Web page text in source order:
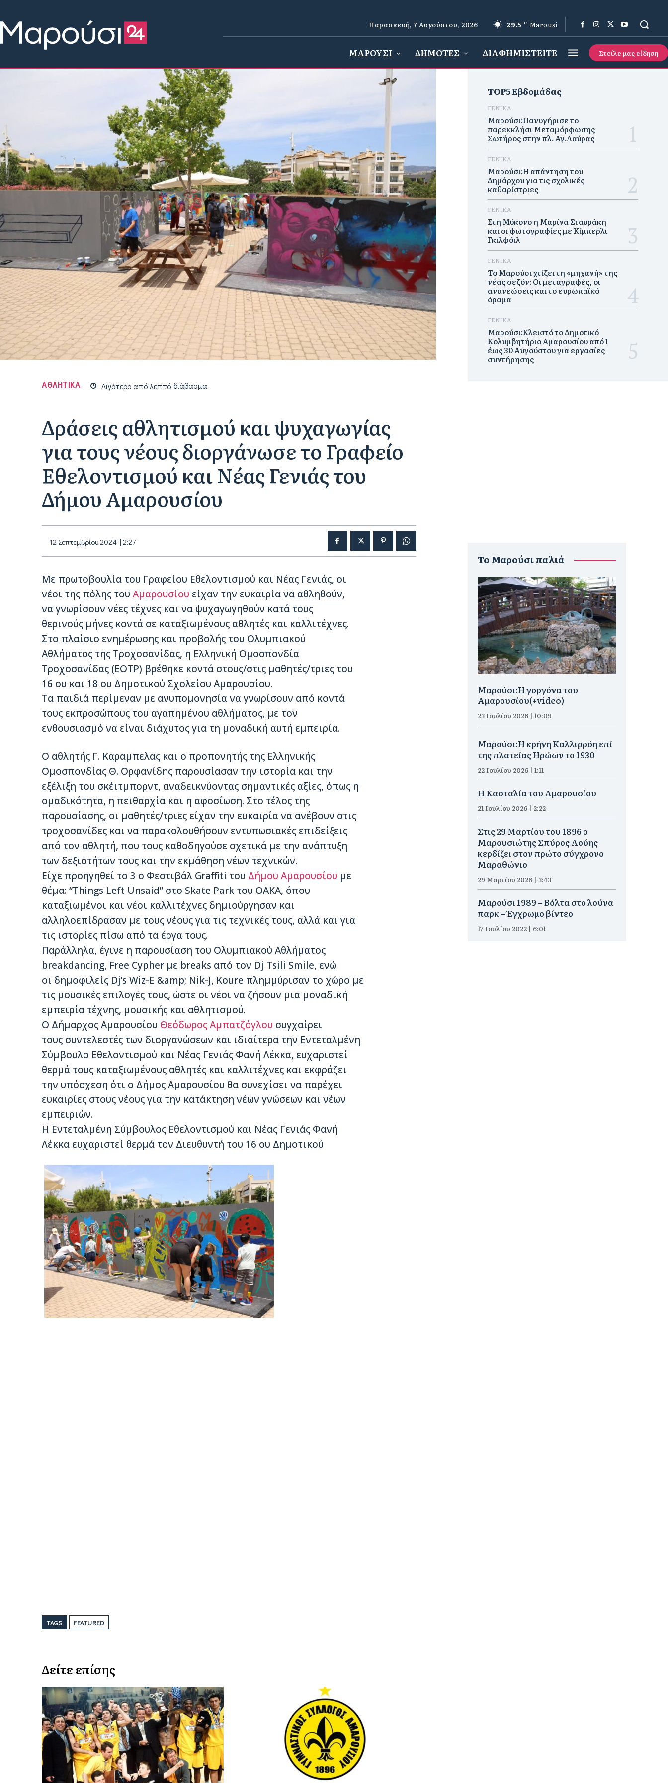
Παρασκευή, 7 Αυγούστου, 2026 29.5 C Marousi
ΜΑΡΟΥΣΙ ΔΗΜΟΤΕΣ ΔΙΑΦΗΜΙΣΤΕΙΤΕ Στείλε μας είδηση
ΑΘΛΗΤΙΚΑ Λιγότερο απόλεπτό διάβασμα
Δράσεις αθλητισμού και ψυχαγωγίας
για τους νέους διοργάνωσε το Γραφείο
Εθελοντισμού και Νέας Γενιάς του
Δήμου Αμαρουσίου
12 Σεπτεμβρίου 2024 | 2:27
Με πρωτοβουλία του Γραφείου Εθελοντισμού και Νέας Γενιάς, οι
νέοι της πόλης του Αμαρουσίου είχαν την ευκαιρία να αθληθούν,
να γνωρίσουν νέες τέχνες και να ψυχαγωγηθούν κατά τους
θερινούς μήνες κοντά σε καταξιωμένους αθλητές και καλλιτέχνες.
Στο πλαίσιο ενημέρωσης και προβολής του Ολυμπιακού
Αθλήματος της Τροχοσανίδας, η Ελληνική Ομοσπονδία
Τροχοσανίδας (ΕΟΤΡ) βρέθηκε κοντά στους/στις μαθητές/τριες του
16 ου και 18 ου Δημοτικού Σχολείου Αμαρουσίου.
Τα παιδιά περίμεναν με ανυπομονησία να γνωρίσουν από κοντά
τους εκπροσώπους του αγαπημένου αθλήματος, με τον
ενθουσιασμό να είναι διάχυτος για τη μοναδική αυτή εμπειρία.
Ο αθλητής Γ. Καραμπελας και ο προπονητής της Ελληνικής
Ομοσπονδίας Θ. Ορφανίδης παρουσίασαν την ιστορία και την
εξέλιξη του σκέιτμπορντ, αναδεικνύοντας σημαντικές αξίες, όπως η
ομαδικότητα, η πειθαρχία και η αφοσίωση. Στο τέλος της
παρουσίασης, οι μαθητές/τριες είχαν την ευκαιρία να ανέβουν στις
τροχοσανίδες και να παρακολουθήσουν εντυπωσιακές επιδείξεις
από τον αθλητή, που τους καθοδηγούσε σχετικά με την ανάπτυξη
των δεξιοτήτων τους και την εκμάθηση νέων τεχνικών.
Είχε προηγηθεί το 3 ο Φεστιβάλ Graffiti του Δήμου Αμαρουσίου με
θέμα: “Things Left Unsaid” στο Skate Park του ΟΑΚΑ, όπου
καταξιωμένοι και νέοι καλλιτέχνες δημιούργησαν και
αλληλοεπίδρασαν με τους νέους για τις τεχνικές τους, αλλά και για
τις ιστορίες πίσω από τα έργα τους.
Παράλληλα, έγινε η παρουσίαση του Ολυμπιακού Αθλήματος
breakdancing, Free Cypher με breaks από τον Dj Tsili Smile, ενώ
οι δημοφιλείς Dj’s Wiz-E &amp; Nik-J, Koure πλημμύρισαν το χώρο με
τις μουσικές επιλογές τους, ώστε οι νέοι να ζήσουν μια μοναδική
εμπειρία τέχνης, μουσικής και αθλητισμού.
Ο Δήμαρχος Αμαρουσίου Θεόδωρος Αμπατζόγλου συγχαίρει
τους συντελεστές των διοργανώσεων και ιδιαίτερα την Εντεταλμένη
Σύμβουλο Εθελοντισμού και Νέας Γενιάς Φανή Λέκκα, ευχαριστεί
θερμά τους καταξιωμένους αθλητές και καλλιτέχνες και εκφράζει
την υπόσχεση ότι ο Δήμος Αμαρουσίου θα συνεχίσει να παρέχει
ευκαιρίες στους νέους για την κατάκτηση νέων γνώσεων και νέων
εμπειριών.
Η Εντεταλμένη Σύμβουλος Εθελοντισμού και Νέας Γενιάς Φανή
Λέκκα ευχαριστεί θερμά τον Διευθυντή του 16 ου Δημοτικού
TAGS FEATURED
Δείτε επίσης
TOP5 Εβδομάδας
ΓΕΝΙΚΑ
Μαρούσι:Πανυγήρισε το
παρεκκλήσι Μεταμόρφωσης
Σωτήρος στην πλ. Αγ.Λαύρας
ΓΕΝΙΚΑ
Μαρούσι:Η απάντηση του
Δημάρχου για τις σχολικές
καθαρίστριες
ΓΕΝΙΚΑ
Στη Μύκονο η Μαρίνα Σταυράκη
και οι φωτογραφίες με Κίμπερλι
Γκιλφόιλ
ΓΕΝΙΚΑ
Το Μαρούσι χτίζει τη «μηχανή» της
νέας σεζόν: Οι μεταγραφές, οι
ανανεώσεις και το ευρωπαϊκό
όραμα
ΓΕΝΙΚΑ
Μαρούσι:Κλειστό το Δημοτικό
Κολυμβητήριο Αμαρουσίου από 1
έως 30 Αυγούστου για εργασίες
συντήρησης
To Μαρούσι παλιά
Μαρούσι:H γοργόνα του
Αμαρουσίου(+video)
23 Ιουλίου 2026 | 10:09
Μαρούσι:Η κρήνη Καλλιρρόη επί
της πλατείας Ηρώων το 1930
22 Ιουλίου 2026 | 1:11
Η Κασταλία του Αμαρουσίου
21 Ιουλίου 2026 | 2:22
Στις 29 Μαρτίου του 1896 ο
Μαρουσιώτης Σπύρος Λούης
κερδίζει στον πρώτο σύγχρονο
Μαραθώνιο
29 Μαρτίου 2026 | 3:43
Μαρούσι 1989 – Βόλτα στο λούνα
παρκ – Έγχρωμο βίντεο
17 Ιουλίου 2022 | 6:01